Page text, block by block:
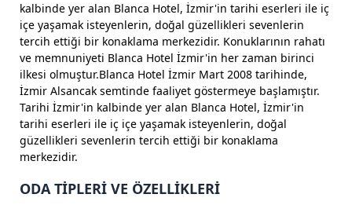
kalbinde yer alan Blanca Hotel, İzmir'in tarihi eserleri ile iç
içe yaşamak isteyenlerin, doğal güzellikleri sevenlerin
tercih ettiği bir konaklama merkezidir. Konuklarının rahatı
ve memnuniyeti Blanca Hotel İzmir'in her zaman birinci
ilkesi olmuştur.Blanca Hotel İzmir Mart 2008 tarihinde,
İzmir Alsancak semtinde faaliyet göstermeye başlamıştır.
Tarihi İzmir'in kalbinde yer alan Blanca Hotel, İzmir'in
tarihi eserleri ile iç içe yaşamak isteyenlerin, doğal
güzellikleri sevenlerin tercih ettiği bir konaklama
merkezidir.
ODA TİPLERİ VE ÖZELLİKLERİ